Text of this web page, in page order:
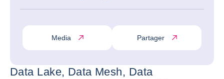
Media Partager
Data Lake, Data Mesh, Data